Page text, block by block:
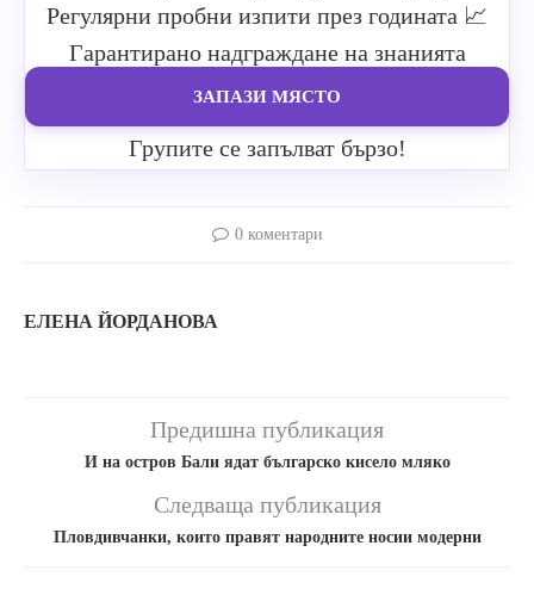
Регулярни пробни изпити през годината 📈
Гарантирано надграждане на знанията
ЗАПАЗИ МЯСТО
Групите се запълват бързо!
0 коментари
ЕЛЕНА ЙОРДАНОВА
Предишна публикация
И на остров Бали ядат българско кисело мляко
Следваща публикация
Пловдивчанки, които правят народните носии модерни